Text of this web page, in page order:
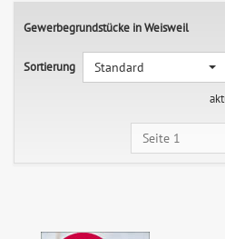
Gewerbegrundstücke in Weisweil
Sortierung
Standard
Seite 1